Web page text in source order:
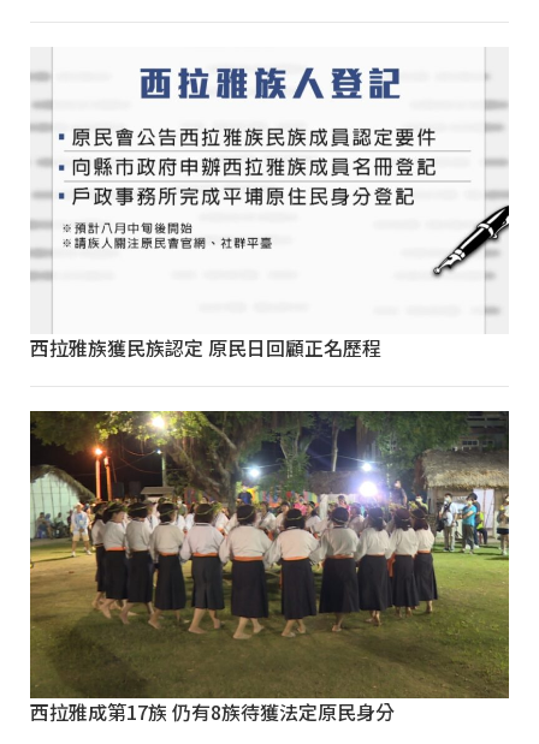
西拉雅族獲民族認定 原民日回顧正名歷程
西拉雅成第17族 仍有8族待獲法定原民身分